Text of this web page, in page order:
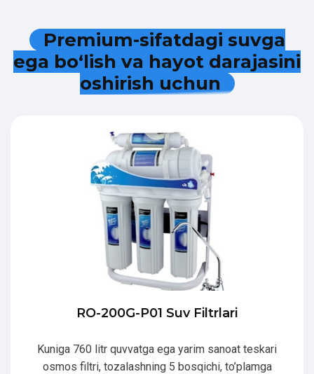
Premium-sifatdagi suvga
ega bo‘lish va hayot darajasini
oshirish uchun
RO-200G-P01 Suv Filtrlari
Kuniga 760 litr quvvatga ega yarim sanoat teskari
osmos filtri, tozalashning 5 bosqichi, to’plamga